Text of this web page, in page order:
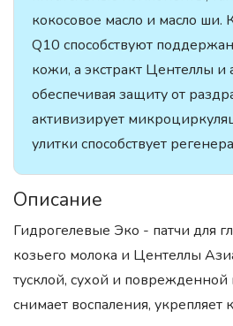
кокосовое масло и масло ши.
Q10 способствуют
кожи, а экстракт Центеллы и
обеспечивая защиту от
активизирует
улитки способствует
Описание
Гидрогелевые Эко - патчи для
козьего молока и Центеллы
тусклой, сухой и
снимает воспаления, укрепляет